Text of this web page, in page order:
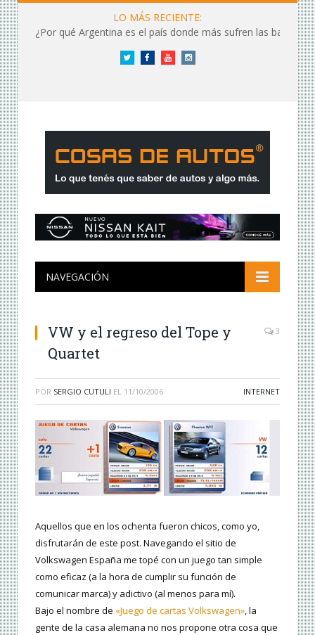
LO MÁS RECIENTE:
¿Por qué Argentina es el país donde más sufren las baterías?
Twitter FacebookYouTubeInstagram
NAVEGACIÓN
VW y el regreso del Tope y
Quartet
3
POR SERGIO CUTULI EL 11/10/2006 INTERNET
Aquellos que en los ochenta fueron chicos, como yo,
disfrutarán de este post. Navegando el sitio de
Volkswagen España me topé con un juego tan simple
como eficaz (a la hora de cumplir su función de
comunicar marca) y adictivo (al menos para mí).
Bajo el nombre de «Juego de cartas Volkswagen», la
gente de la casa alemana no nos propone otra cosa que